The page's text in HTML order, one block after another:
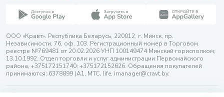
ООО «Кравт». Республика Беларусь, 220012, г. Минск, пр.
Независимости, 76, оф. 103. Регистрационный номер в Торговом
реестре №769481 от 20.02.2026 УНП 100149474 Минский горисполком,
13.10.1992. Отдел торговли и услуг администрации Первомайского
района, +375172151740; +375172152626. Обращения покупателей
принимаются: 6378899 (А1, МТС, life, imanager@cravt.by.